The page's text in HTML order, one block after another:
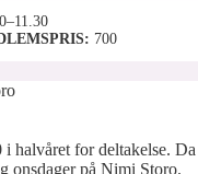
700
halvåret for deltakelse.
onsdager på Nimi Storo.